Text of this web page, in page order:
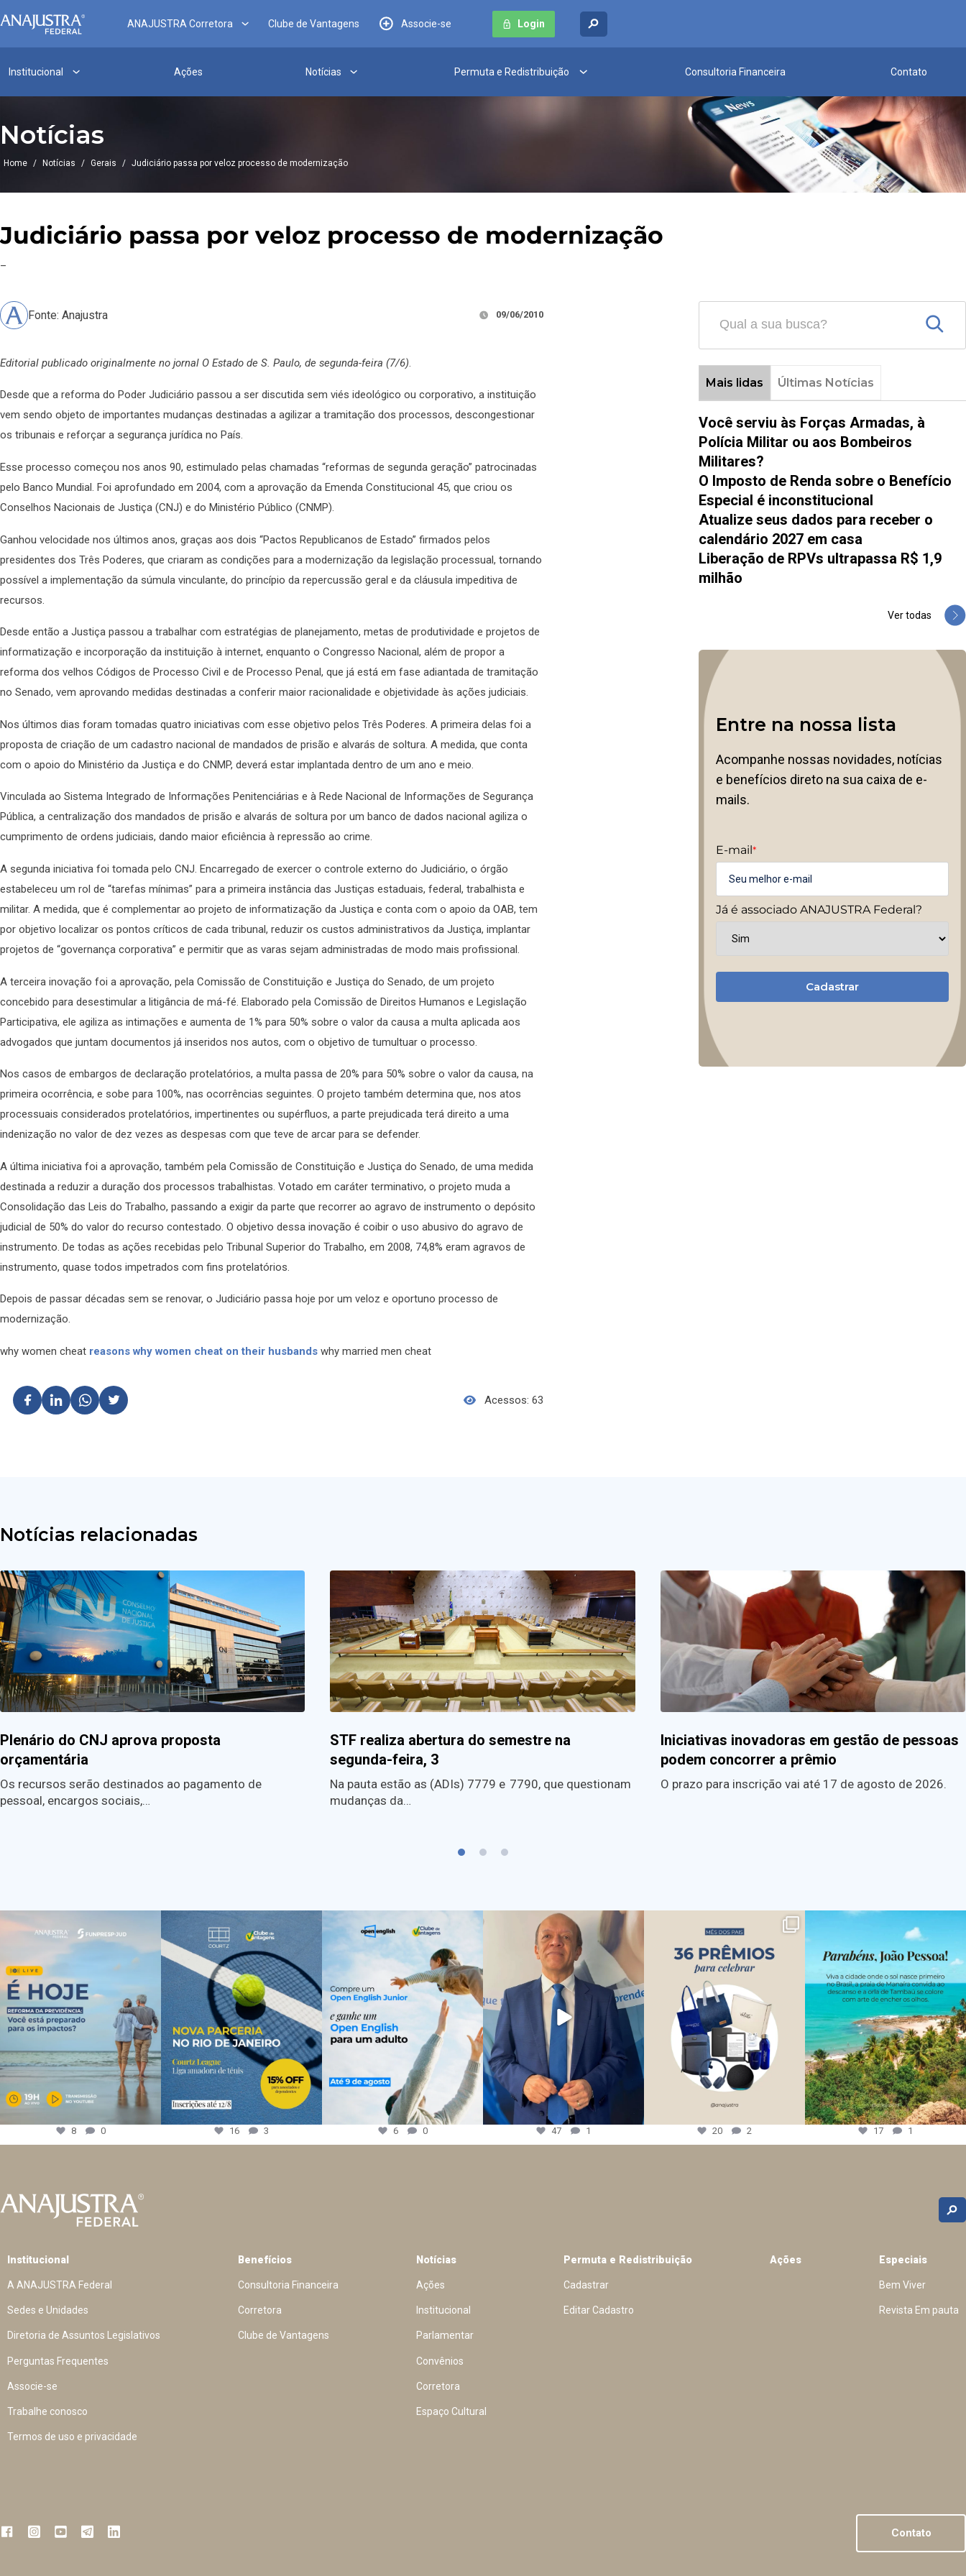
ANAJUSTRA Corretora Clube de Vantagens Associe-se Login
Institucional Ações Notícias Permuta e Redistribuição Consultoria Financeira Contato
Notícias
Home / Notícias / Gerais / Judiciário passa por veloz processo de modernização
Judiciário passa por veloz processo de modernização
–
Fonte: Anajustra 09/06/2010
Editorial publicado originalmente no jornal O Estado de S. Paulo, de segunda-feira (7/6).
Desde que a reforma do Poder Judiciário passou a ser discutida sem viés ideológico ou corporativo, a instituição
vem sendo objeto de importantes mudanças destinadas a agilizar a tramitação dos processos, descongestionar
os tribunais e reforçar a segurança jurídica no País.
Esse processo começou nos anos 90, estimulado pelas chamadas “reformas de segunda geração” patrocinadas
pelo Banco Mundial. Foi aprofundado em 2004, com a aprovação da Emenda Constitucional 45, que criou os
Conselhos Nacionais de Justiça (CNJ) e do Ministério Público (CNMP).
Ganhou velocidade nos últimos anos, graças aos dois “Pactos Republicanos de Estado” firmados pelos
presidentes dos Três Poderes, que criaram as condições para a modernização da legislação processual, tornando
possível a implementação da súmula vinculante, do princípio da repercussão geral e da cláusula impeditiva de
recursos.
Desde então a Justiça passou a trabalhar com estratégias de planejamento, metas de produtividade e projetos de
informatização e incorporação da instituição à internet, enquanto o Congresso Nacional, além de propor a
reforma dos velhos Códigos de Processo Civil e de Processo Penal, que já está em fase adiantada de tramitação
no Senado, vem aprovando medidas destinadas a conferir maior racionalidade e objetividade às ações judiciais.
Nos últimos dias foram tomadas quatro iniciativas com esse objetivo pelos Três Poderes. A primeira delas foi a
proposta de criação de um cadastro nacional de mandados de prisão e alvarás de soltura. A medida, que conta
com o apoio do Ministério da Justiça e do CNMP, deverá estar implantada dentro de um ano e meio.
Vinculada ao Sistema Integrado de Informações Penitenciárias e à Rede Nacional de Informações de Segurança
Pública, a centralização dos mandados de prisão e alvarás de soltura por um banco de dados nacional agiliza o
cumprimento de ordens judiciais, dando maior eficiência à repressão ao crime.
A segunda iniciativa foi tomada pelo CNJ. Encarregado de exercer o controle externo do Judiciário, o órgão
estabeleceu um rol de “tarefas mínimas” para a primeira instância das Justiças estaduais, federal, trabalhista e
militar. A medida, que é complementar ao projeto de informatização da Justiça e conta com o apoio da OAB, tem
por objetivo localizar os pontos críticos de cada tribunal, reduzir os custos administrativos da Justiça, implantar
projetos de “governança corporativa” e permitir que as varas sejam administradas de modo mais profissional.
A terceira inovação foi a aprovação, pela Comissão de Constituição e Justiça do Senado, de um projeto
concebido para desestimular a litigância de má-fé. Elaborado pela Comissão de Direitos Humanos e Legislação
Participativa, ele agiliza as intimações e aumenta de 1% para 50% sobre o valor da causa a multa aplicada aos
advogados que juntam documentos já inseridos nos autos, com o objetivo de tumultuar o processo.
Nos casos de embargos de declaração protelatórios, a multa passa de 20% para 50% sobre o valor da causa, na
primeira ocorrência, e sobe para 100%, nas ocorrências seguintes. O projeto também determina que, nos atos
processuais considerados protelatórios, impertinentes ou supérfluos, a parte prejudicada terá direito a uma
indenização no valor de dez vezes as despesas com que teve de arcar para se defender.
A última iniciativa foi a aprovação, também pela Comissão de Constituição e Justiça do Senado, de uma medida
destinada a reduzir a duração dos processos trabalhistas. Votado em caráter terminativo, o projeto muda a
Consolidação das Leis do Trabalho, passando a exigir da parte que recorrer ao agravo de instrumento o depósito
judicial de 50% do valor do recurso contestado. O objetivo dessa inovação é coibir o uso abusivo do agravo de
instrumento. De todas as ações recebidas pelo Tribunal Superior do Trabalho, em 2008, 74,8% eram agravos de
instrumento, quase todos impetrados com fins protelatórios.
Depois de passar décadas sem se renovar, o Judiciário passa hoje por um veloz e oportuno processo de
modernização.
why women cheat reasons why women cheat on their husbands why married men cheat
Acessos: 63
Mais lidas Últimas Notícias
Você serviu às Forças Armadas, à
Polícia Militar ou aos Bombeiros
Militares?
O Imposto de Renda sobre o Benefício
Especial é inconstitucional
Atualize seus dados para receber o
calendário 2027 em casa
Liberação de RPVs ultrapassa R$ 1,9
milhão
Ver todas
Entre na nossa lista
Acompanhe nossas novidades, notícias
e benefícios direto na sua caixa de e-
mails.
E-mail *
Já é associado ANAJUSTRA Federal?
Cadastrar
Notícias relacionadas
Plenário do CNJ aprova proposta
orçamentária
Os recursos serão destinados ao pagamento de
pessoal, encargos sociais,…
STF realiza abertura do semestre na
segunda-feira, 3
Na pauta estão as (ADIs) 7779 e 7790, que questionam
mudanças da…
Iniciativas inovadoras em gestão de pessoas
podem concorrer a prêmio
O prazo para inscrição vai até 17 de agosto de 2026.
8 0 16 3 6 0 47 1 20 2 17 1
Institucional
A ANAJUSTRA Federal
Sedes e Unidades
Diretoria de Assuntos Legislativos
Perguntas Frequentes
Associe-se
Trabalhe conosco
Termos de uso e privacidade
Benefícios
Consultoria Financeira
Corretora
Clube de Vantagens
Notícias
Ações
Institucional
Parlamentar
Convênios
Corretora
Espaço Cultural
Permuta e Redistribuição
Cadastrar
Editar Cadastro
Ações Especiais
Bem Viver
Revista Em pauta
Contato